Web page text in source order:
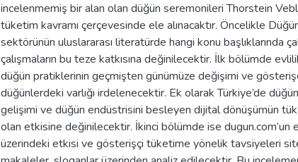
incelenmemiş bir alan olan düğün seremonileri Thorstein
tüketim kavramı çerçevesinde ele alınacaktır. Öncelikle
sektörünün uluslararası literatürde hangi konu başlıklarında
çalışmaların bu teze katkısına değinilecektir. İlk bölümde
düğün pratiklerinin geçmişten günümüze değişimi ve
düğünlerdeki varlığı irdelenecektir. Ek olarak Türkiye’de
gelişimi ve düğün endüstrisini besleyen dijital dönüşümün
olan etkisine değinilecektir. İkinci bölümde ise dugun.com’un
üzerindeki etkisi ve gösterişçi tüketime yönelik tavsiyeleri